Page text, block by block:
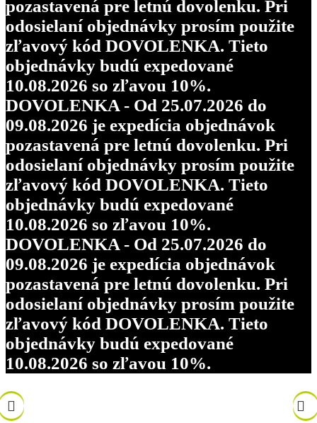
pozastavená pre letnú dovolenku. Pri
odosielaní objednávky prosím použite
zľavový kód DOVOLENKA. Tieto
objednávky budú expedované
10.08.2026 so zľavou 10%.
DOVOLENKA - Od 25.07.2026 do
09.08.2026 je expedícia objednávok
pozastavená pre letnú dovolenku. Pri
odosielaní objednávky prosím použite
zľavový kód DOVOLENKA. Tieto
objednávky budú expedované
10.08.2026 so zľavou 10%.
DOVOLENKA - Od 25.07.2026 do
09.08.2026 je expedícia objednávok
pozastavená pre letnú dovolenku. Pri
odosielaní objednávky prosím použite
zľavový kód DOVOLENKA. Tieto
objednávky budú expedované
10.08.2026 so zľavou 10%.